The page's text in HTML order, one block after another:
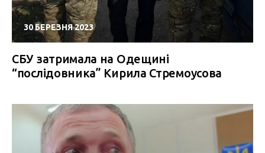
30 БЕРЕЗНЯ 2023
СБУ затримала на Одещині
“послідовника” Кирила Стремоусова